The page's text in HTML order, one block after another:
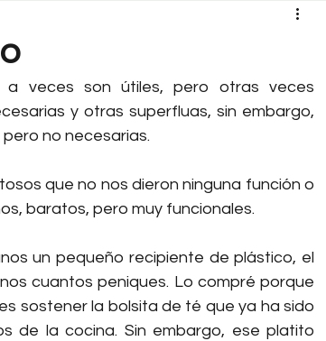
veces son útiles, pero otras veces
y otras superfluas, sin embargo,
no necesarias.
que no nos dieron ninguna función o
baratos, pero muy funcionales.
un pequeño recipiente de plástico, el
cuantos peniques. Lo compré porque
sostener la bolsita de té que ya ha sido
de la cocina. Sin embargo, ese platito